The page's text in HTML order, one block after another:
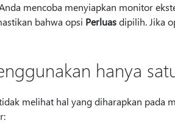
mencoba menyiapkan monitor
bahwa opsi Perluasdipilih. Jika
hanya
melihat hal yang diharapkan pada